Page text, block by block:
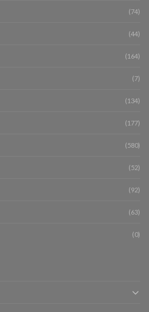
(74)
(44)
(164)
(7)
(134)
(177)
(580)
(52)
(92)
(63)
(0)